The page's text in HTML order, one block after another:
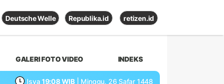
Deutsche Welle Republika.id retizen.id
GALERI FOTO VIDEO INDEKS
Isya 19:08 WIB | Minggu, 26 Safar 1448